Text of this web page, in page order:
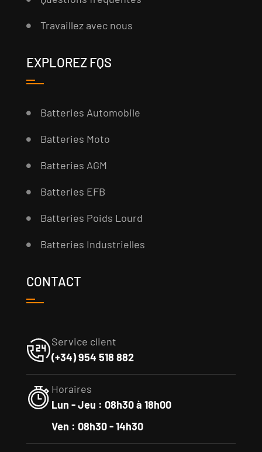
Travaillez avec nous
EXPLOREZ FQS
Batteries Automobile
Batteries Moto
Batteries AGM
Batteries EFB
Batteries Poids Lourd
Batteries Industrielles
CONTACT
Service client
(+34) 954 518 882
Horaires
Lun - Jeu : 08h30 à 18h00
Ven : 08h30 - 14h30